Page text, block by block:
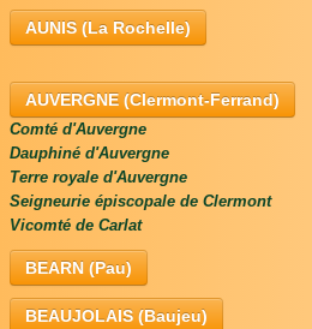
AUNIS (La Rochelle)
AUVERGNE (Clermont-Ferrand)
Comté d'Auvergne
Dauphiné d'Auvergne
Terre royale d'Auvergne
Seigneurie épiscopale de Clermont
Vicomté de Carlat
BEARN (Pau)
BEAUJOLAIS (Baujeu)